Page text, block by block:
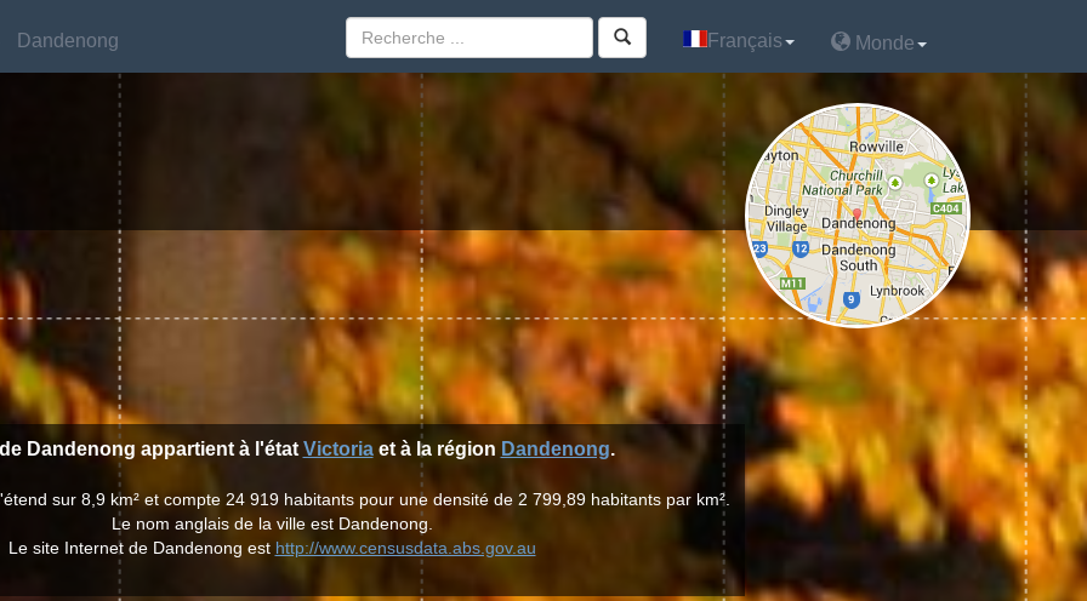
Dandenong Français Monde
Dandenong appartient à l'état Victoriaet à la région Dandenong.
sur 8,9 km² et compte 24 919 habitants pour une densité de 2 799,89 habitants par km².
Le nom anglais de la ville est Dandenong.
Le site Internet de Dandenong est http://www.censusdata.abs.gov.au
Dandenong Français Monde